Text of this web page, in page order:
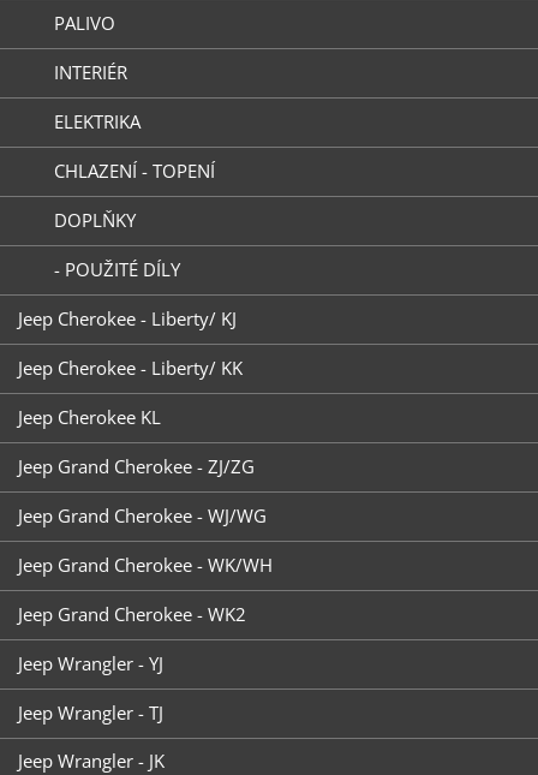
PALIVO
INTERIÉR
ELEKTRIKA
CHLAZENÍ - TOPENÍ
DOPLŇKY
- POUŽITÉ DÍLY
Jeep Cherokee - Liberty/ KJ
Jeep Cherokee - Liberty/ KK
Jeep Cherokee KL
Jeep Grand Cherokee - ZJ/ZG
Jeep Grand Cherokee - WJ/WG
Jeep Grand Cherokee - WK/WH
Jeep Grand Cherokee - WK2
Jeep Wrangler - YJ
Jeep Wrangler - TJ
Jeep Wrangler - JK